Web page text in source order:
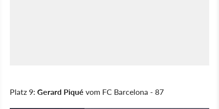
Platz 9: Gerard Piqué vom FC Barcelona - 87